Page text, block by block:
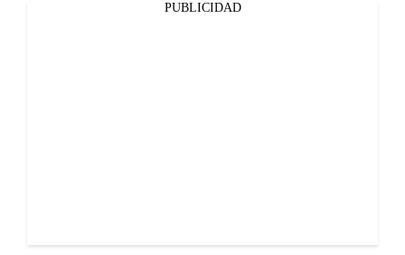
PUBLICIDAD